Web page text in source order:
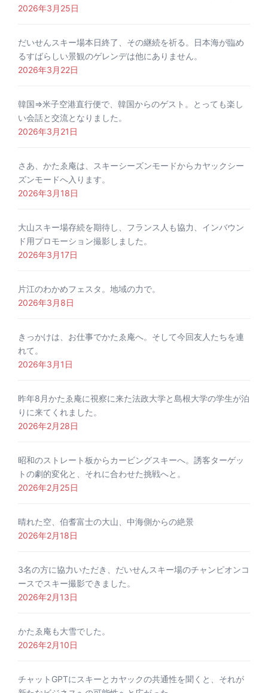
2026年3月25日
だいせんスキー場本日終了、その継続を祈る。日本海が臨め
るすばらしい景観のゲレンデは他にありません。
2026年3月22日
韓国⇒米子空港直行便で、韓国からのゲスト。とっても楽し
い会話と交流となりました。
2026年3月21日
さあ、かたゑ庵は、スキーシーズンモードからカヤックシー
ズンモードへ入ります。
2026年3月18日
大山スキー場存続を期待し、フランス人も協力、インバウン
ド用プロモーション撮影しました。
2026年3月17日
片江のわかめフェスタ。地域の力で。
2026年3月8日
きっかけは、お仕事でかたゑ庵へ。そして今回友人たちを連
れて。
2026年3月1日
昨年8月かたゑ庵に視察に来た法政大学と島根大学の学生が泊
りに来てくれました。
2026年2月28日
昭和のストレート板からカービングスキーへ。誘客ターゲッ
トの劇的変化と、それに合わせた挑戦へと。
2026年2月25日
晴れた空、伯耆富士の大山、中海側からの絶景
2026年2月18日
3名の方に協力いただき、だいせんスキー場のチャンピオンコ
ースでスキー撮影できました。
2026年2月13日
かたゑ庵も大雪でした。
2026年2月10日
チャットGPTにスキーとカヤックの共通性を聞くと、それが